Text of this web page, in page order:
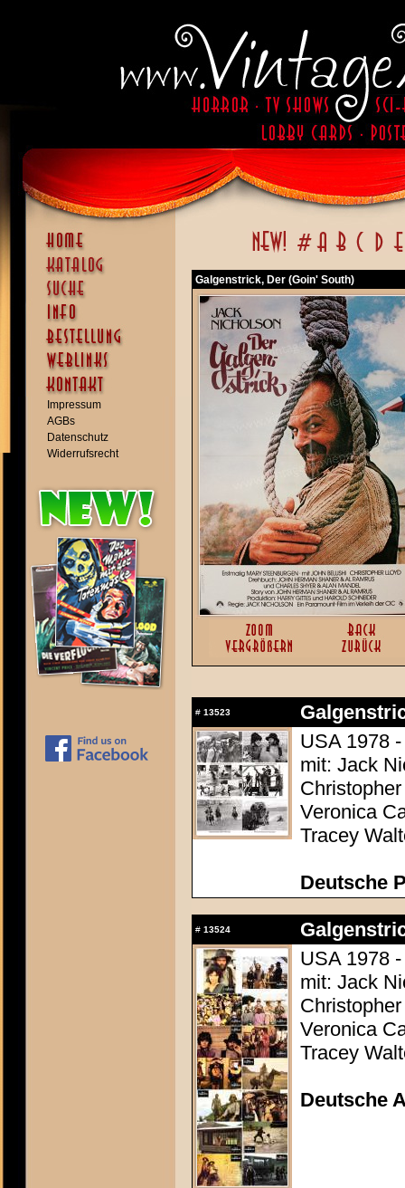
Impressum
AGBs
Datenschutz
Widerrufsrecht
Galgenstrick, Der (Goin' South)
# 13523
USA 1978
mit: Jack
Veronica
Tracey
Deutsche
# 13524
USA 1978
mit: Jack
Veronica
Tracey
Deutsche